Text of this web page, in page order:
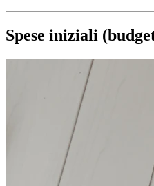
Spese iniziali